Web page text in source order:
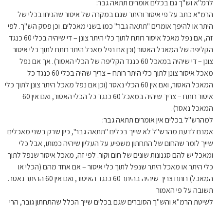
לרמ"א וש"ך גם בכלים אומרים תתאה גבר:
הרמ"א כתב על פי איסור והיתר שגם במקרה של איסור שהניחו בכלי של
היתר או להיפך אומרים "תתאה גבר" כמו בשני מאכלים. וכן פסק הש"ך. לפי
זה, אם נפל מאכל איסור רותח לתוך כלי היתר צונן – די שיהיה בכלי 60 כנגד
הקליפה של המאכל האסור (וכן אם נפל מאכל היתר רותח לתוך כלי איסור
צונן – די שיהיה במאכל 60 כנגד הקליפה של הכלי האסור). אך אם נפל
מאכל איסור צונן לתוך כלי היתר רותח – צריך שהיה בכלי 60 כנגד כל
המאכל האסור, ואם אין 60 הכלי נאסר (וכן אם נפל מאכל היתר צונן לתוך כלי
איסור רותח – צריך שיהיה במאכל 60 כנגד כל הכלי האסור, ואם אין 60
המאכל נאסר).
למהרש"ל בכלים אין אומרים תתאה גבר:
אמנם לדעת מהרש"ל לא שייך בכלים "תתאה גבר", כיון שרק בשני מאכלים
שייך לומר שהחום של התחתון משפיע על העליון שיהיה כמותו, אבל כלי
ומאכל יש להם סגנונות שונים של חום וקור. לפי זה, מאכל איסור שנפל לתוך
כלי היתר או מאכל היתר שנפל לתוך כלי איסור – אם אחד מהם (הכלי או
המאכל) רותח צריך שיהיה בהיתר 60 כנגד האיסור, ואם אין 60 ההיתר נאסר.
תשובה על פי האמור
לשיטת הרמ"א והש"ך הסוברים שגם בכלים שייך הכלל שהתחתון גובר, הרי